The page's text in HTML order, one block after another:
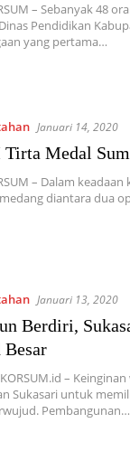
– Sebanyak 48
Dinas Pendidikan
yang pertama…
Januari 14, 2020
Medal
– Dalam
diantara dua
Januari 13, 2020
Berdiri,
–
Sukasari untuk
Pembangunan…